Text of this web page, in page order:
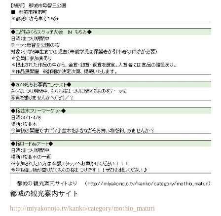
都城の観光案内サイト
http://miyakonojo.tv/kanko/category/mothio_maturi